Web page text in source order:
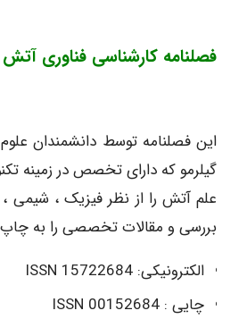
فصلنامه کارشناسی فناوری آتش
این فصلنامه توسط دانشمندان
گیلرمو که دارای تخصص در زمینه
علم آتش را از نظر فیزیک ، شیمی
بررسی و مقالات تخصصی را به
الکترونیکی: 15722684 ISSN
چایی : 00152684 ISSN